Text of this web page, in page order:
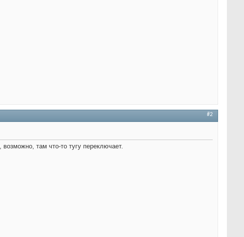
#2
там что-то тугу переключает.